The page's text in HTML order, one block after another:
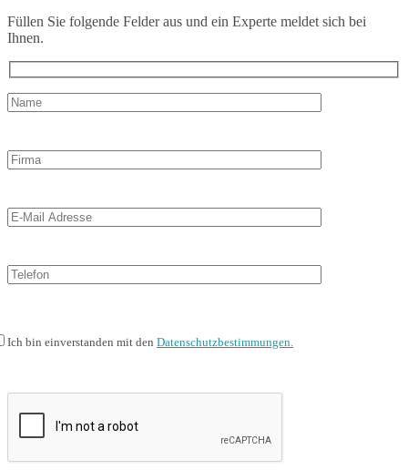
Füllen Sie folgende Felder aus und ein Experte meldet sich bei
Ihnen.
Ich bin einverstanden mit den Datenschutzbestimmungen.